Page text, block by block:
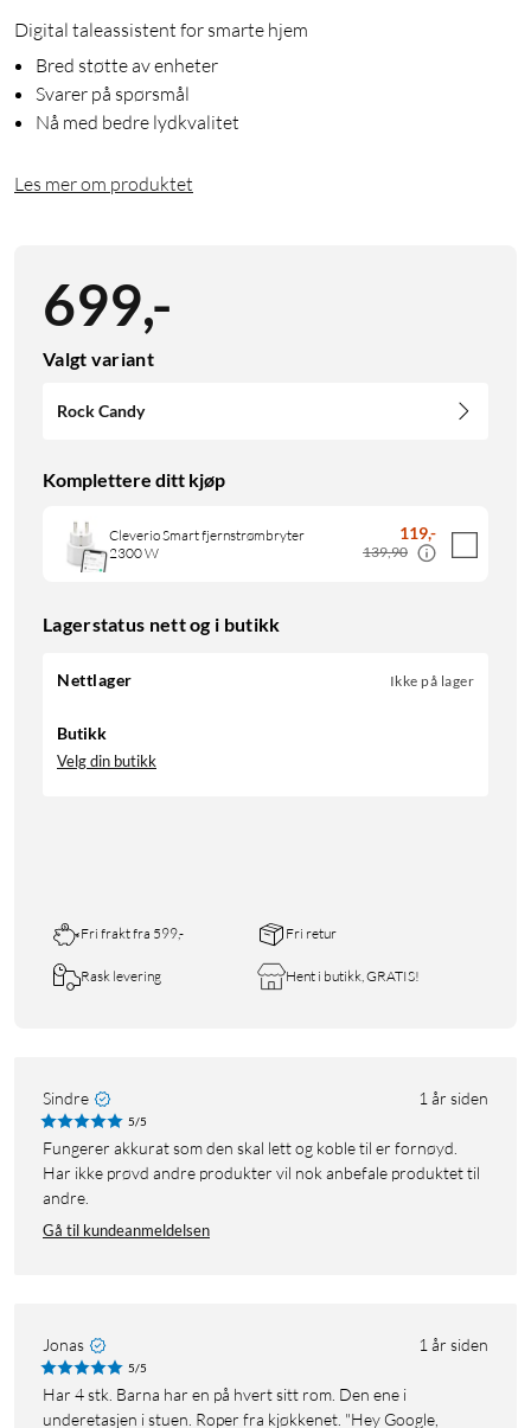
Digital taleassistent for smarte hjem
Bred støtte av enheter
Svarer på spørsmål
Nå med bedre lydkvalitet
Les mer om produktet
699,-
Valgt variant
Rock Candy
Komplettere ditt kjøp
Cleverio Smart fjernstrømbryter
2300 W
119,-
139,90
Lagerstatus nett og i butikk
Nettlager Ikke på lager
Butikk
Velg din butikk
Fri frakt fra 599,- Fri retur
Rask levering Hent i butikk, GRATIS!
Sindre 1 år siden
5/5
Fungerer akkurat som den skal lett og koble til er fornøyd.
Har ikke prøvd andre produkter vil nok anbefale produktet til
andre.
Gå til kundeanmeldelsen
Jonas 1 år siden
5/5
Har 4 stk. Barna har en på hvert sitt rom. Den ene i
underetasjen i stuen. Roper fra kjøkkenet. "Hey Google,